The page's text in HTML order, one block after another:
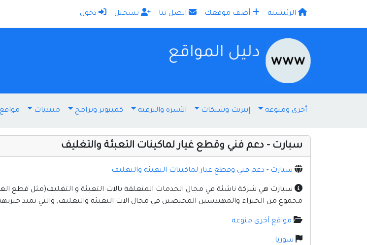
دخول
أخرى ومنوعه
الأسرة والترفيه
منتديات
مواقع إخباريه
الرئيسية أضف موقعك اتصل بنا تسجيل دخول
أخرى ومنوعه إنترنت وشبكات الأسرة والترفيه كمبيوتر وبرامج منتديات مواقع
سبارت - دعم فني وقطع غيار لماكينات التعبئة والتغليف
سبارت - دعم فني وقطع غيار لماكينات التعبئة والتغليف
سبارت هي شركة ناشئة في مجال الخدمات المتعلقة بالات التعبئة و التغليف(مثل قطع
مجموع من الخبراء والمهندسين المختصين في مجال الات التعبئة والتغليف, والتي تمتد
مواقع أخرى منوعه
سوريا